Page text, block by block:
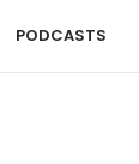
PODCASTS